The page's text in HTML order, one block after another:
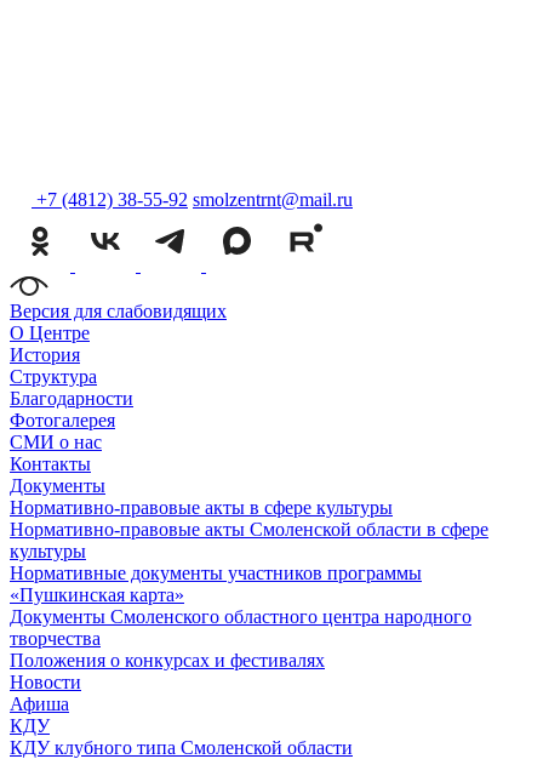
+7 (4812) 38-55-92 smolzentrnt@mail.ru
Версия для слабовидящих
О Центре
История
Структура
Благодарности
Фотогалерея
СМИ о нас
Контакты
Документы
Нормативно-правовые акты в сфере культуры
Нормативно-правовые акты Смоленской области в сфере
культуры
Нормативные документы участников программы
«Пушкинская карта»
Документы Смоленского областного центра народного
творчества
Положения о конкурсах и фестивалях
Новости
Афиша
КДУ
КДУ клубного типа Смоленской области